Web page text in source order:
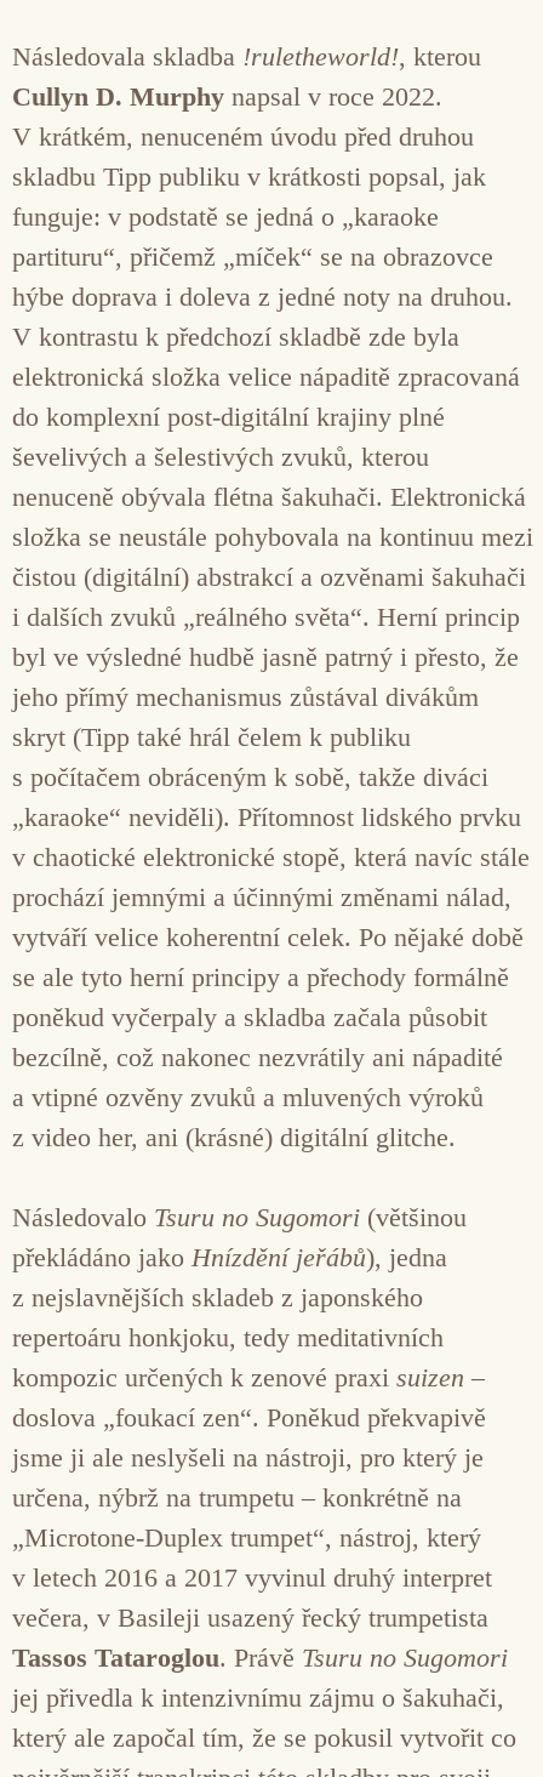
Následovala skladba !ruletheworld!, kterou
Cullyn D. Murphy napsal v roce 2022.
V krátkém, nenuceném úvodu před druhou
skladbu Tipp publiku v krátkosti popsal, jak
funguje: v podstatě se jedná o „karaoke
partituru“, přičemž „míček“ se na obrazovce
hýbe doprava i doleva z jedné noty na druhou.
V kontrastu k předchozí skladbě zde byla
elektronická složka velice nápaditě zpracovaná
do komplexní post-digitální krajiny plné
ševelivých a šelestivých zvuků, kterou
nenuceně obývala flétna šakuhači. Elektronická
složka se neustále pohybovala na kontinuu mezi
čistou (digitální) abstrakcí a ozvěnami šakuhači
i dalších zvuků „reálného světa“. Herní princip
byl ve výsledné hudbě jasně patrný i přesto, že
jeho přímý mechanismus zůstával divákům
skryt (Tipp také hrál čelem k publiku
s počítačem obráceným k sobě, takže diváci
„karaoke“ neviděli). Přítomnost lidského prvku
v chaotické elektronické stopě, která navíc stále
prochází jemnými a účinnými změnami nálad,
vytváří velice koherentní celek. Po nějaké době
se ale tyto herní principy a přechody formálně
poněkud vyčerpaly a skladba začala působit
bezcílně, což nakonec nezvrátily ani nápadité
a vtipné ozvěny zvuků a mluvených výroků
z video her, ani (krásné) digitální glitche.
Následovalo Tsuru no Sugomori (většinou
překládáno jako Hnízdění jeřábů), jedna
z nejslavnějších skladeb z japonského
repertoáru honkjoku, tedy meditativních
kompozic určených k zenové praxi suizen –
doslova „foukací zen“. Poněkud překvapivě
jsme ji ale neslyšeli na nástroji, pro který je
určena, nýbrž na trumpetu – konkrétně na
„Microtone-Duplex trumpet“, nástroj, který
v letech 2016 a 2017 vyvinul druhý interpret
večera, v Basileji usazený řecký trumpetista
Tassos Tataroglou. Právě Tsuru no Sugomori
jej přivedla k intenzivnímu zájmu o šakuhači,
který ale započal tím, že se pokusil vytvořit co